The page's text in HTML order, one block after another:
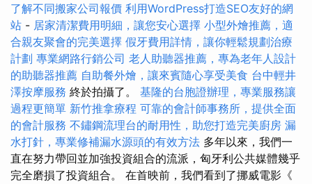
了解不同搬家公司報價 利用WordPress打造SEO友好的網
站 - 居家清潔費用明細，讓您安心選擇 小型外燴推薦，適
合親友聚會的完美選擇 假牙費用詳情，讓你輕鬆規劃治療
計劃 專業網路行銷公司 老人助聽器推薦，專為老年人設計
的助聽器推薦 自助餐外燴，讓來賓隨心享受美食 台中輕井
澤按摩服務 終於拍攝了。 基隆的台胞證辦理，專業服務讓
過程更簡單 新竹推拿療程 可靠的會計師事務所，提供全面
的會計服務 不鏽鋼流理台的耐用性，助您打造完美廚房 漏
水打針，專業修補漏水源頭的有效方法 多年以來，我們一
直在努力帶回並加強投資組合的流派，匈牙利公共媒體幾乎
完全磨損了投資組合。 在首映前，我們看到了挪威電影《